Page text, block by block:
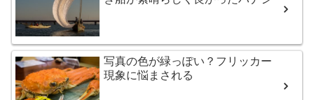
写真の色が緑っぽい？フリッカー
現象に悩まされる